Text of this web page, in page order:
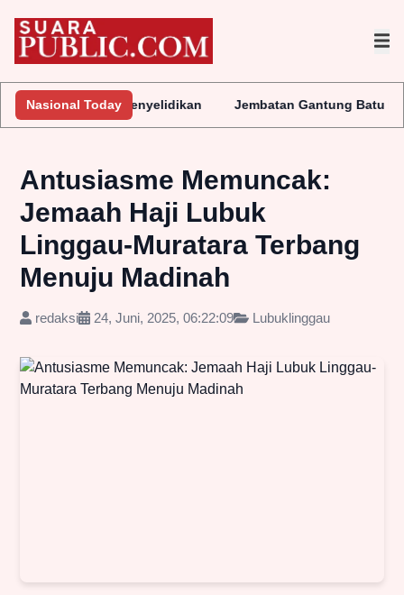
Nasional Today
Lakukan Penyelidikan Jembatan Gantung Batu Pepe
Antusiasme Memuncak:
Jemaah Haji Lubuk
Linggau-Muratara Terbang
Menuju Madinah
redaksi 24, Juni, 2025, 06:22:09 Lubuklinggau